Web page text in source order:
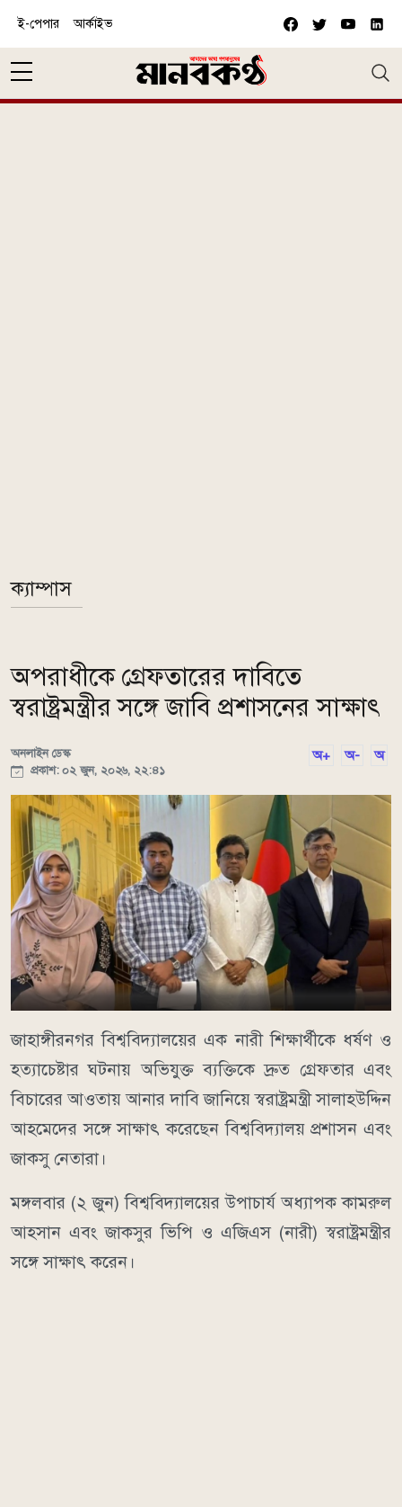
ই-পেপার আর্কাইভ
ক্যাম্পাস
অপরাধীকে গ্রেফতারের দাবিতে
স্বরাষ্ট্রমন্ত্রীর সঙ্গে জাবি প্রশাসনের সাক্ষাৎ
অনলাইন ডেস্ক
প্রকাশ: ০২ জুন, ২০২৬, ২২:৪১
অ+ অ- অ
জাহাঙ্গীরনগর বিশ্ববিদ্যালয়ের এক নারী শিক্ষার্থীকে ধর্ষণ ও
হত্যাচেষ্টার ঘটনায় অভিযুক্ত ব্যক্তিকে দ্রুত গ্রেফতার এবং
বিচারের আওতায় আনার দাবি জানিয়ে স্বরাষ্ট্রমন্ত্রী সালাহউদ্দিন
আহমেদের সঙ্গে সাক্ষাৎ করেছেন বিশ্ববিদ্যালয় প্রশাসন এবং
জাকসু নেতারা।
মঙ্গলবার (২ জুন) বিশ্ববিদ্যালয়ের উপাচার্য অধ্যাপক কামরুল
আহসান এবং জাকসুর ভিপি ও এজিএস (নারী) স্বরাষ্ট্রমন্ত্রীর
সঙ্গে সাক্ষাৎ করেন।